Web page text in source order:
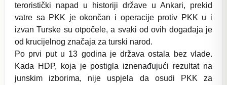
teroristički napad u historiji države u Ankari, prekid
vatre sa PKK je okončan i operacije protiv PKK u i
izvan Turske su otpočele, a svaki od ovih događaja je
od krucijelnog značaja za turski narod.
Po prvi put u 13 godina je država ostala bez vlade.
Kada HDP, koja je postigla iznenađujući rezultat na
junskim izborima, nije uspjela da osudi PKK za